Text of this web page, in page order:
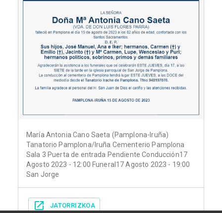
María Antonia Cano Saeta (Pamplona-Iruña)
Tanatorio Pamplona/Iruña Cementerio Pamplona
Sala 3 Puerta de entrada Pendiente Conducción17
Agosto 2023 - 12:00 Funeral17 Agosto 2023 - 19:00
San Jorge
JATORRIZKOA